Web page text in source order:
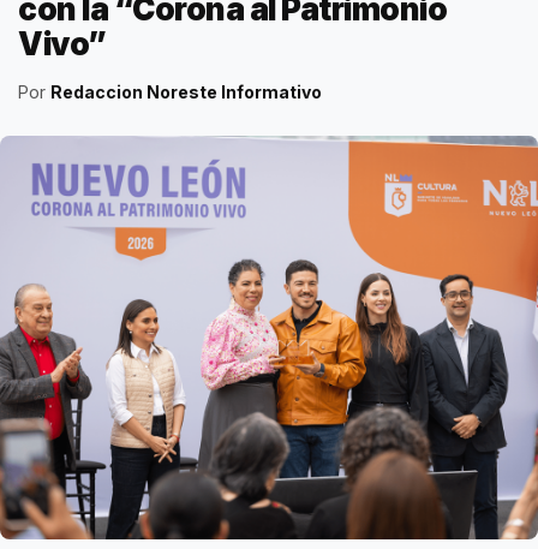
con la “Corona al Patrimonio
Vivo”
Por Redaccion Noreste Informativo